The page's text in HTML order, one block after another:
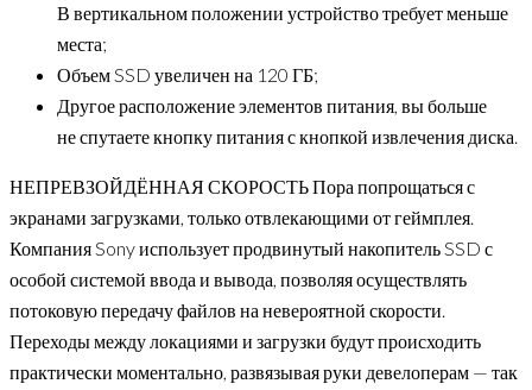
В вертикальном положении устройство требует меньше
места;
Объем SSD увеличен на 120 ГБ;
Другое расположение элементов питания, вы больше
не спутаете кнопку питания с кнопкой извлечения диска.
НЕПРЕВЗОЙДЁННАЯ СКОРОСТЬ Пора попрощаться с
экранами загрузками, только отвлекающими от геймплея.
Компания Sony использует продвинутый накопитель SSD с
особой системой ввода и вывода, позволяя осуществлять
потоковую передачу файлов на невероятной скорости.
Переходы между локациями и загрузки будут происходить
практически моментально, развязывая руки девелоперам — так